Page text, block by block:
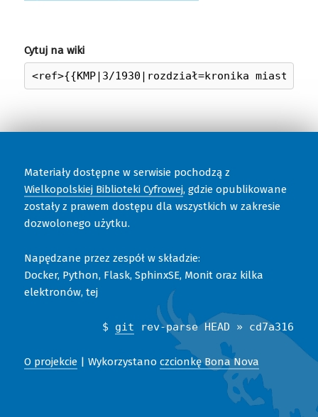
Cytuj na wiki
Materiały dostępne w serwisie pochodzą z
Wielkopolskiej Biblioteki Cyfrowej, gdzie opublikowane
zostały z prawem dostępu dla wszystkich w zakresie
dozwolonego użytku.
Napędzane przez zespół w składzie:
Docker, Python, Flask, SphinxSE, Monit oraz kilka
elektronów, tej
$ git rev-parse HEAD » cd7a316
O projekcie| Wykorzystano czcionkę Bona Nova